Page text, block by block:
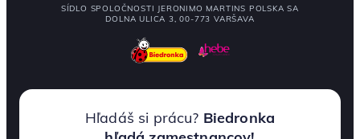
SÍDLO SPOLOČNOSTI JERONIMO MARTINS POLSKA SA
DOLNA ULICA 3, 00-773 VARŠAVA
Hľadáš si prácu? Biedronka